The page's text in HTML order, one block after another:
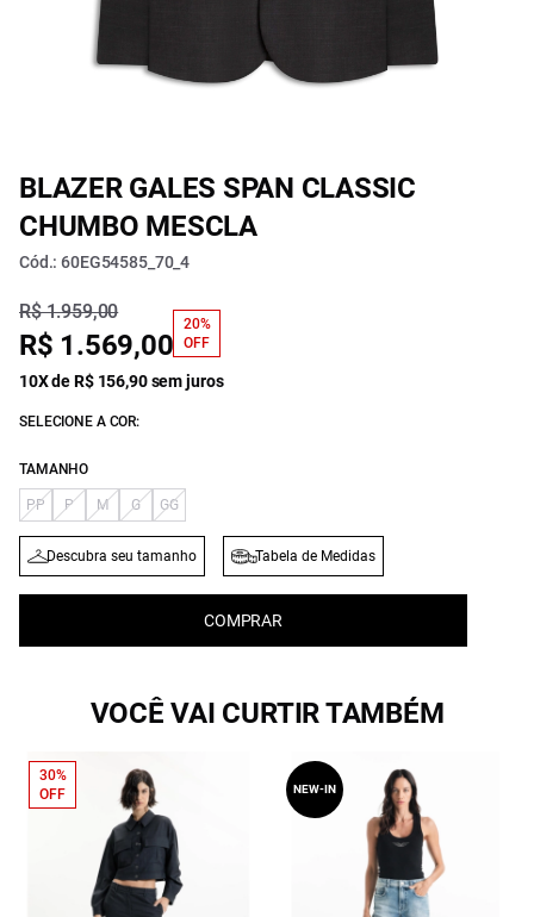
BLAZER GALES SPAN CLASSIC
CHUMBO MESCLA
Cód.: 60EG54585_70_4
R$ 1.959,00
R$ 1.569,00
20%
OFF
10X de R$ 156,90 sem juros
SELECIONE A COR:
TAMANHO
PP P M G GG
Descubra seu tamanho Tabela de Medidas
COMPRAR
VOCÊ VAI CURTIR TAMBÉM
30%
OFF
NEW-IN